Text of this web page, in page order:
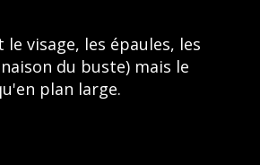
visage, les épaules, les
du buste) mais le
plan large.